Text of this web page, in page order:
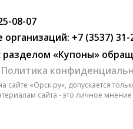
08-07
: +7 (3537) 31-
разделом «Купоны»
Политика
«Орск.ру», допускается
сайта - это личное